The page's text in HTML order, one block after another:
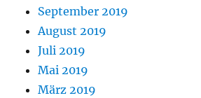
September 2019
August 2019
Juli 2019
Mai 2019
März 2019